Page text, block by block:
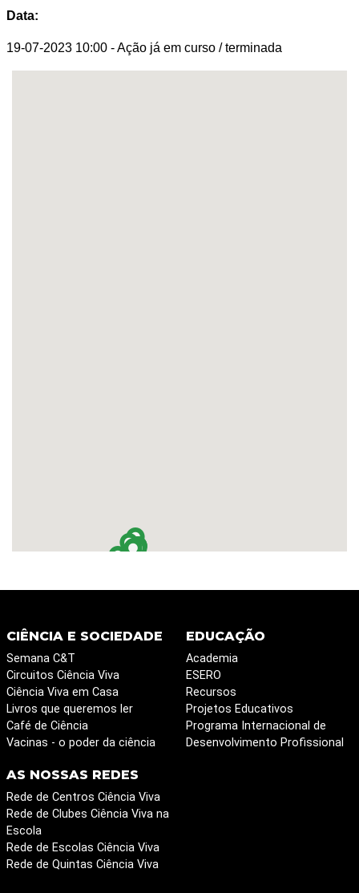
Data:
19-07-2023 10:00 - Ação já em curso / terminada
CIÊNCIA E SOCIEDADE
Semana C&T
Circuitos Ciência Viva
Ciência Viva em Casa
Livros que queremos ler
Café de Ciência
Vacinas - o poder da ciência
EDUCAÇÃO
Academia
ESERO
Recursos
Projetos Educativos
Programa Internacional de
Desenvolvimento Profissional
AS NOSSAS REDES
Rede de Centros Ciência Viva
Rede de Clubes Ciência Viva na
Escola
Rede de Escolas Ciência Viva
Rede de Quintas Ciência Viva